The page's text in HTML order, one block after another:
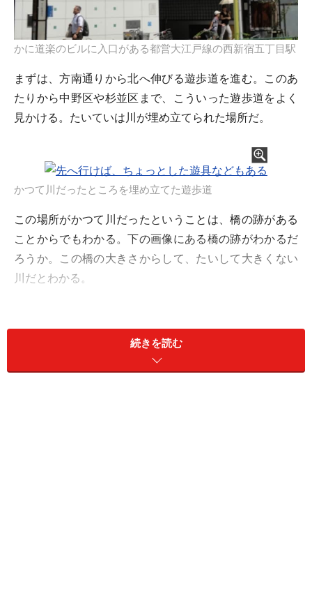
かに道楽のビルに入口がある都営大江戸線の西新宿五丁目駅
まずは、方南通りから北へ伸びる遊歩道を進む。このあ
たりから中野区や杉並区まで、こういった遊歩道をよく
見かける。たいていは川が埋め立てられた場所だ。
かつて川だったところを埋め立てた遊歩道
この場所がかつて川だったということは、橋の跡がある
ことからでもわかる。下の画像にある橋の跡がわかるだ
ろうか。この橋の大きさからして、たいして大きくない
川だとわかる。
遊歩道と交差する道には橋の跡がある
続きを読む